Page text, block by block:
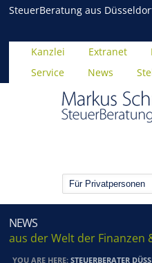
SteuerBeratung aus
Kanzlei Extranet
Service
News
NEWS
aus der Welt der Finanzen
YOU ARE HERE:STEUERBERATER